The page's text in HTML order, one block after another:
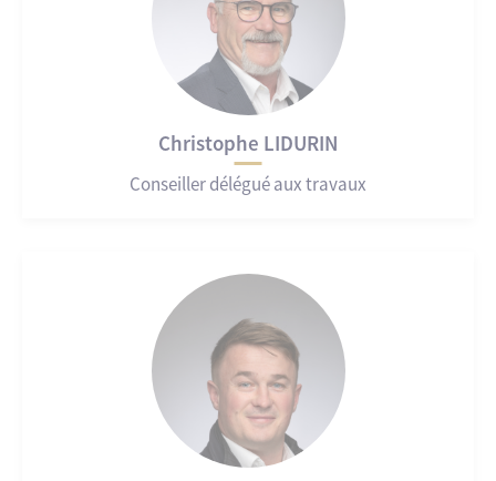
Christophe LIDURIN
Conseiller délégué aux travaux